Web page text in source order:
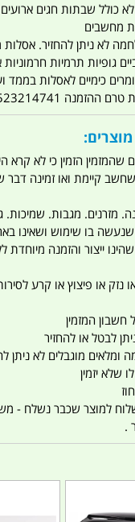
כ 7 ימים לא כולל שבתות חגים
מחשבים
לא ניתן להחזיר.
גופיות תרמיות
כימיים לאסלות בממד
0523214741
שהמזמין הזמין כי לא קרא
שחשב קיימת ואו זמינה
מזרנים. מגבות. שמיכות.
שנעשה בו שימוש ושאינו
ייצור והזמנה
נזק או פיצוץ או קרע
המזמין
לבטל או להחזיר
מוגבלים לא ניתן
שלא יזמין
למוצר שכבר נשלח -
.